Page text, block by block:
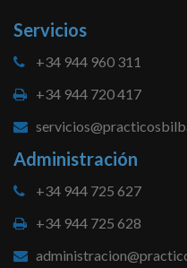
Servicios
+34 944 960 311
+34 944 720 417
Administración
+34 944 725 627
+34 944 725 628